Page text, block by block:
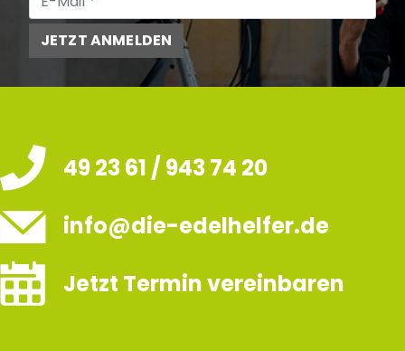
JETZT ANMELDEN
49 23 61 / 943 74 20
info@die-edelhelfer.de
Jetzt Termin vereinbaren